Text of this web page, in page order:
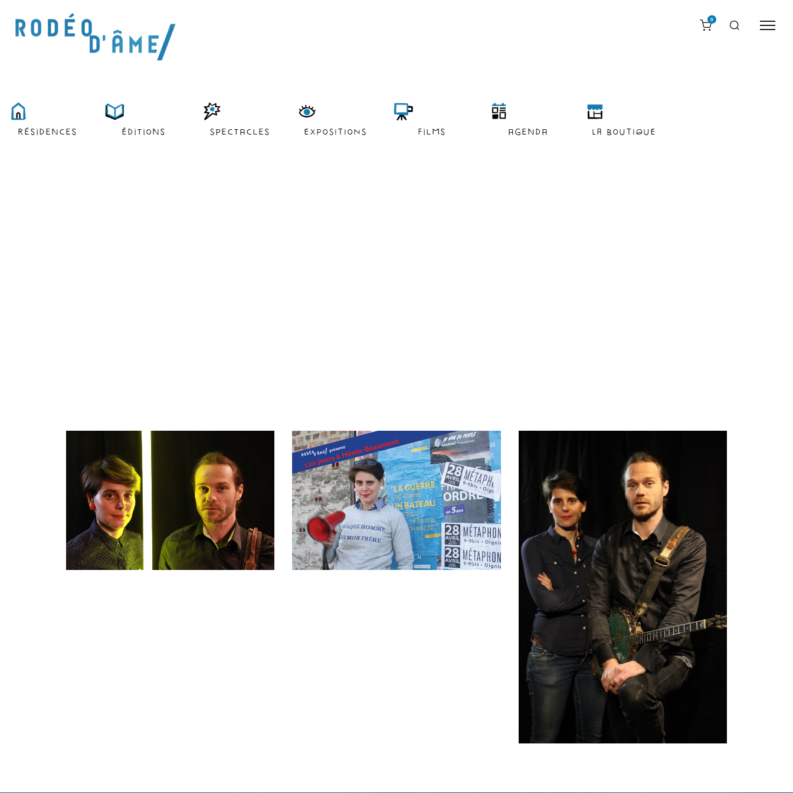
0
résidences Éditions Spectacles EXPOSITIONS films agenda LA BOUTIQUE